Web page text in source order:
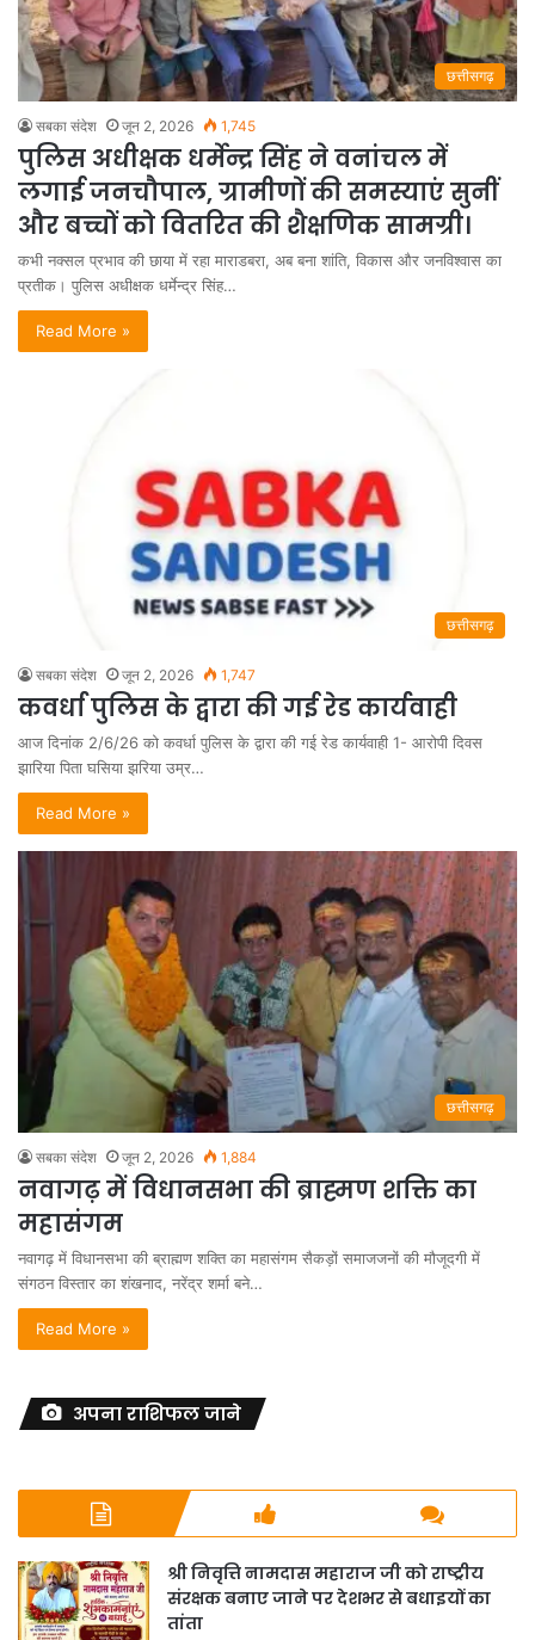
छत्तीसगढ़
सबका संदेश जून 2, 2026 1,745
पुलिस अधीक्षक धर्मेन्द्र सिंह ने वनांचल में
लगाई जनचौपाल, ग्रामीणों की समस्याएं सुनीं
और बच्चों को वितरित की शैक्षणिक सामग्री।
कभी नक्सल प्रभाव की छाया में रहा माराडबरा, अब बना शांति, विकास और जनविश्वास का
प्रतीक। पुलिस अधीक्षक धर्मेन्द्र सिंह…
Read More »
छत्तीसगढ़
सबका संदेश जून 2, 2026 1,747
कवर्धा पुलिस के द्वारा की गई रेड कार्यवाही
आज दिनांक 2/6/26 को कवर्धा पुलिस के द्वारा की गई रेड कार्यवाही 1- आरोपी दिवस
झारिया पिता घसिया झरिया उम्र…
Read More »
छत्तीसगढ़
सबका संदेश जून 2, 2026 1,884
नवागढ़ में विधानसभा की ब्राह्मण शक्ति का
महासंगम
नवागढ़ में विधानसभा की ब्राह्मण शक्ति का महासंगम सैकड़ों समाजजनों की मौजूदगी में
संगठन विस्तार का शंखनाद, नरेंद्र शर्मा बने…
Read More »
अपना राशिफल जाने
श्री निवृत्ति नामदास महाराज जी को राष्ट्रीय
संरक्षक बनाए जाने पर देशभर से बधाइयों का
तांता